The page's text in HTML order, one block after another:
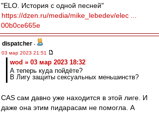
"ELO. История с одной песней"
https://dzen.ru/media/mike_lebedev/elec ...
00b0ce665e
dispatcher -
03 мар 2023 21:51
wod » 03 мар 2023 18:32
А теперь куда пойдёте?
В Лигу защиты сексуальных меньшинств?
CAS сам давно уже находится в этой лиге. И
даже она этим пидарасам не помогла. А